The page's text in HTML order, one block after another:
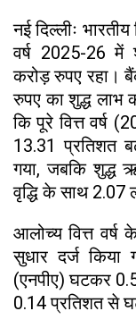
नई दिल्लीः
वर्ष 2025-26 में
करोड़ रुपए रहा।
रुपए का शुद्ध लाभ
कि पूरे वित्त वर्ष
13.31 प्रतिशत
गया, जबकि शुद्ध
वृद्धि के साथ 2.07
आलोच्य वित्त वर्ष
सुधार दर्ज किया
(एनपीए) घटकर
0.14 प्रतिशत से